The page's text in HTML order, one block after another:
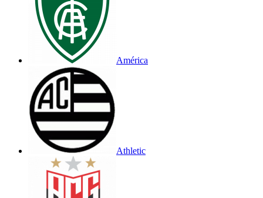
América
Athletic